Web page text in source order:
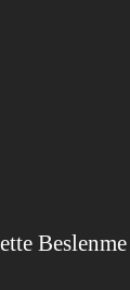
Beslenme